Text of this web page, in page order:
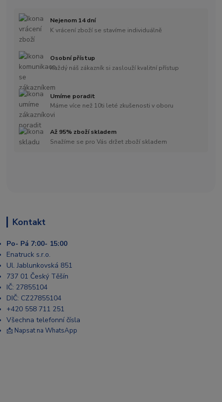
Nejenom 14 dní
K vrácení zboží se stavíme individuálně
Osobní přístup
Každý náš zákazník si zaslouží kvalitní přístup
Umíme poradit
Máme více než 10ti leté zkušenosti v oboru
Až 95% zboží skladem
Snažíme se pro Vás držet zboží skladem
Kontakt
Po- Pá 7:00- 15:00
Enatruck s.r.o.
Ul. Jablunkovská 851
737 01 Český Těšín
IČ: 27855104
DIČ: CZ27855104
+420 558 711 251
Všechna telefonní čísla
📩 Napsat na WhatsApp